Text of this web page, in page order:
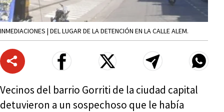
INMEDIACIONES | DEL LUGAR DE LA DETENCIÓN EN LA CALLE ALEM.
Vecinos del barrio Gorriti de la ciudad capital
detuvieron a un sospechoso que le había